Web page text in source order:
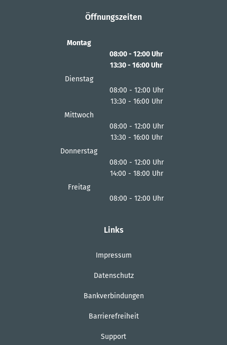
Öffnungszeiten
Montag
08:00- 12:00Uhr
Von 08:00 bis 12:00 Uhr
13:30- 16:00Uhr
Dienstag
08:00 - 12:00 Uhr
Von 08:00 bis 12:00 Uhr
13:30 - 16:00 Uhr
Mittwoch
08:00 - 12:00 Uhr
Von 08:00 bis 12:00 Uhr
13:30 - 16:00 Uhr
Donnerstag
08:00 - 12:00 Uhr
Von 08:00 bis 12:00 Uhr
14:00 - 18:00 Uhr
Freitag
08:00 - 12:00 Uhr
Links
Impressum
Datenschutz
Bankverbindungen
Barrierefreiheit
Support